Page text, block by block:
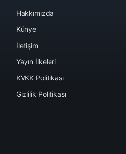
Hakkımızda
Künye
İletişim
Yayın İlkeleri
KVKK Politikası
Gizlilik Politikası